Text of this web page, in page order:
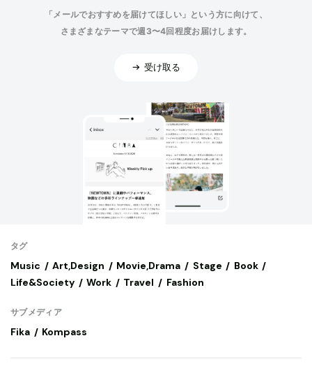
「メールでおすすめを届けてほしい」という方に向けて、
さまざまなテーマで週3〜4回程度お届けします。
受け取る
タグ
Music Art,Design Movie,Drama Stage
Book
Life&Society
Work Travel Fashion
サブメディア
Fika Kompass